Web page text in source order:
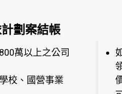
劃案結帳
萬以上之公司
校、國營事業